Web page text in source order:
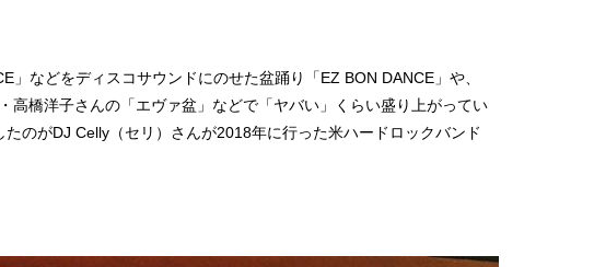
などをディスコサウンドにのせた盆踊り「EZ BON DANCE」や、
高橋洋子さんの「エヴァ盆」などで「ヤバい」くらい盛り上がってい
のがDJ Celly（セリ）さんが2018年に行った米ハードロックバンド